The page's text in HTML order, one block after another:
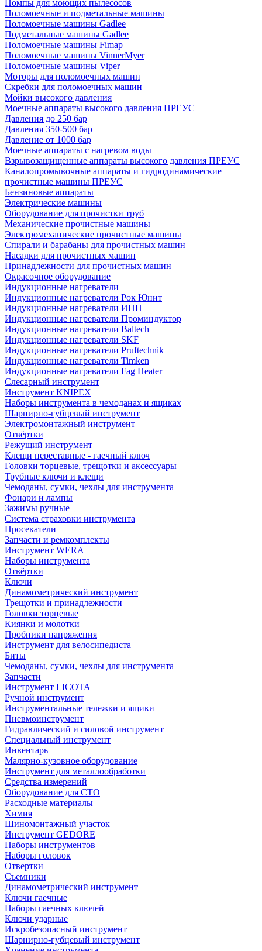
Помпы для моющих пылесосов
Поломоечные и подметальные машины
Поломоечные машины Gadlee
Подметальные машины Gadlee
Поломоечные машины Fimap
Поломоечные машины VinnerMyer
Поломоечные машины Viper
Моторы для поломоечных машин
Скребки для поломоечных машин
Мойки высокого давления
Моечные аппараты высокого давления ПРЕУС
Давления до 250 бар
Давления 350-500 бар
Давление от 1000 бар
Моечные аппараты с нагревом воды
Взрывозащищенные аппараты высокого давления ПРЕУС
Каналопромывочные аппараты и гидродинамические
прочистные машины ПРЕУС
Бензиновые аппараты
Электрические машины
Оборудование для прочистки труб
Механические прочистные машины
Электромеханические прочистные машины
Спирали и барабаны для прочистных машин
Насадки для прочистных машин
Принадлежности для прочистных машин
Окрасочное оборудование
Индукционные нагреватели
Индукционные нагреватели Рок Юнит
Индукционные нагреватели ИНП
Индукционные нагреватели Проминдуктор
Индукционные нагреватели Baltech
Индукционные нагреватели SKF
Индукционные нагреватели Pruftechnik
Индукционные нагреватели Timken
Индукционные нагреватели Fag Heater
Слесарный инструмент
Инструмент KNIPEX
Наборы инструмента в чемоданах и ящиках
Шарнирно-губцевый инструмент
Электромонтажный инструмент
Отвёртки
Режущий инструмент
Клещи переставные - гаечный ключ
Головки торцевые, трещотки и аксессуары
Трубные ключи и клещи
Чемоданы, сумки, чехлы для инструмента
Фонари и лампы
Зажимы ручные
Система страховки инструмента
Просекатели
Запчасти и ремкомплекты
Инструмент WERA
Наборы инструмента
Отвёртки
Ключи
Динамометрический инструмент
Трещотки и принадлежности
Головки торцевые
Киянки и молотки
Пробники напряжения
Инструмент для велосипедиста
Биты
Чемоданы, сумки, чехлы для инструмента
Запчасти
Инструмент LICOTA
Ручной инструмент
Инструментальные тележки и ящики
Пневмоинструмент
Гидравлический и силовой инструмент
Специальный инструмент
Инвентарь
Малярно-кузовное оборудование
Инструмент для металлообработки
Средства измерений
Оборудование для СТО
Расходные материалы
Химия
Шиномонтажный участок
Инструмент GEDORE
Наборы инструментов
Наборы головок
Отвертки
Съемники
Динамометрический инструмент
Ключи гаечные
Наборы гаечных ключей
Ключи ударные
Искробезопасный инструмент
Шарнирно-губцевый инструмент